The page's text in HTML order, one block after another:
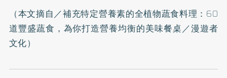
（本文摘自／補充特定營養素的全植物蔬食料理：60
道豐盛蔬食，為你打造營養均衡的美味餐桌／漫遊者
文化）